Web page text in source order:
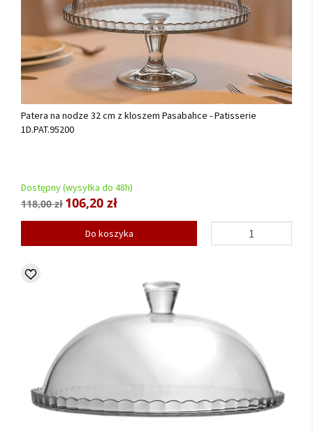
Patera na nodze 32 cm z kloszem Pasabahce - Patisserie
1D.PAT.95200
Dostępny (wysyłka do 48h)
118,00 zł 106,20 zł
Do koszyka